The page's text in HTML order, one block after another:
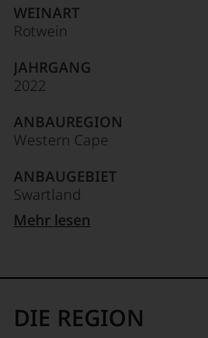
dokumentieren
wir
und
gerade
Bewertungen
und
renommierter
Weinjournalisten
oder
Fachpublikationen
Aussendungen
in
unserem
59-50
Punkte:
über
30
neben
Jancis
und
Michael
(verstorben
2020)
als
einer
britischen
WEINART
Rotwein
JAHRGANG
2022
ANBAUREGION
Western Cape
ANBAUGEBIET
Swartland
APPELLATION
REBSORTEN
Mehr lesen
DIE REGION